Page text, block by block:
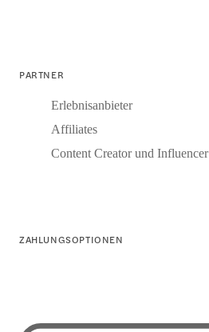
PARTNER
Erlebnisanbieter
Affiliates
Content Creator und Influencer
ZAHLUNGSOPTIONEN